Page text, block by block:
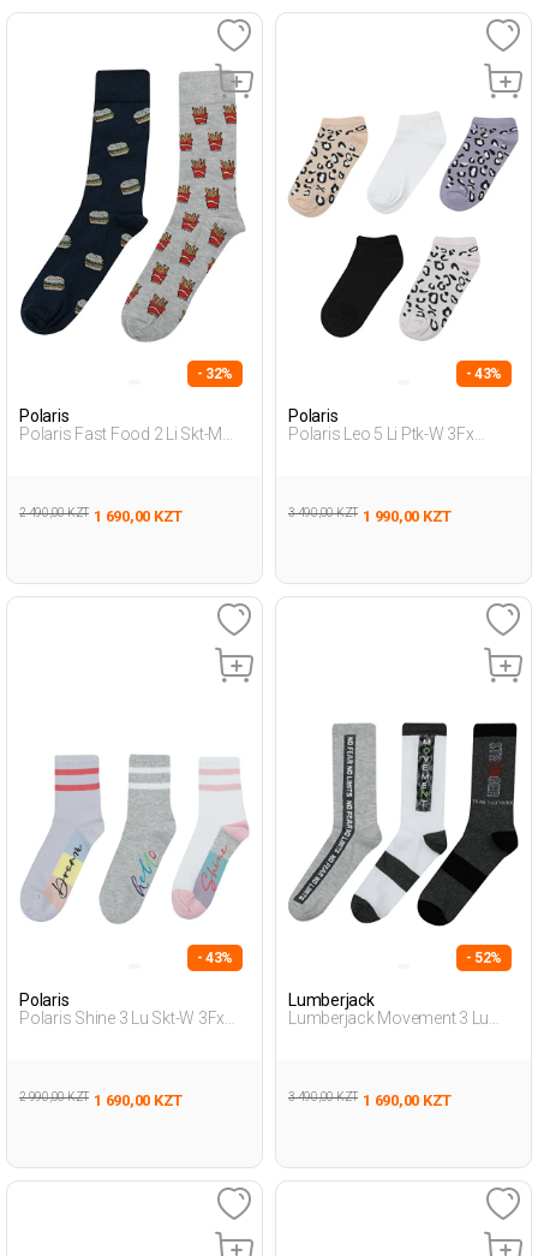
- 32%
Polaris
Polaris Fast Food 2 Li Skt-M
2 490,00 KZT 1 690,00 KZT
- 43%
Polaris
Polaris Leo 5 Li Ptk-W 3Fx
3 490,00 KZT 1 990,00 KZT
- 43%
Polaris
Polaris Shine 3 Lu Skt-W 3Fx
2 990,00 KZT 1 690,00 KZT
- 52%
Lumberjack
Lumberjack Movement 3 Lu
3 490,00 KZT 1 690,00 KZT